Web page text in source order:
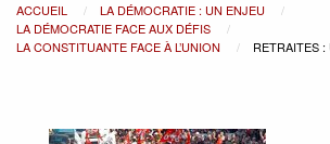
ACCUEIL
LA DÉMOCRATIE : UN ENJEU
LA DÉMOCRATIE FACE AUX DÉFIS
LA CONSTITUANTE FACE À L’UNION
RETRAITES